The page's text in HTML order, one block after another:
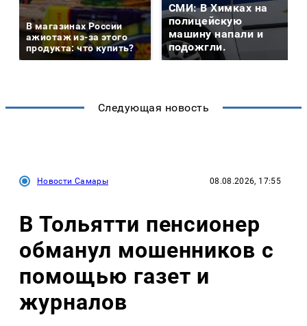
В магазинах России
ажиотаж из-за этого
продукта: что купить?
СМИ: В Химках на
полицейскую
машину напали и
подожгли.
Следующая новость
Новости Самары 08.08.2026, 17:55
В Тольятти пенсионер
обманул мошенников с
помощью газет и
журналов